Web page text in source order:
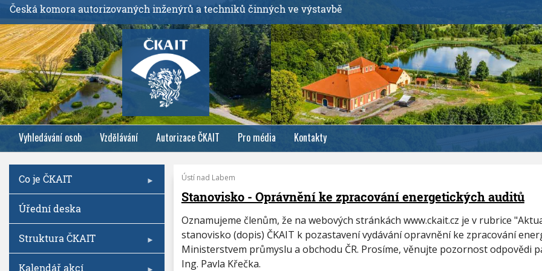
ř
e
j
í
t
k
h
l
v
Česká komora autorizovaných inženýrů a techniků činných ve výstavbě
Vyhledávání osob Vzdělávání Autorizace ČKAIT Pro média Kontakty
Ústí nad Labem
Stanovisko - Oprávnění ke zpracování energetických auditů
Oznamujeme členům, že na webových stránkách www.ckait.cz je v rubrice
stanovisko (dopis) ČKAIT k pozastavení vydávání opravnění ke zpracování
Ministerstvem průmyslu a obchodu ČR. Prosíme, věnujte pozornost odpovědi
Ing. Pavla Křečka.
Co je ČKAIT
Úřední deska
Struktura ČKAIT
Kalendář akcí